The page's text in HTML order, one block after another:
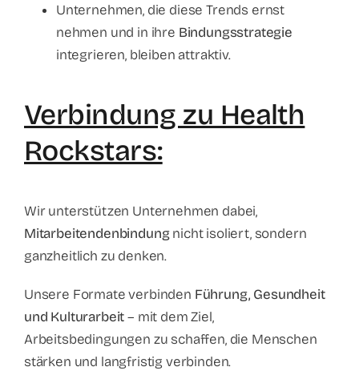
Unternehmen, die diese Trends ernst
nehmen und in ihre Bindungsstrategie
integrieren, bleiben attraktiv.
Verbindung zu Health
Rockstars:
Wir unterstützen Unternehmen dabei,
Mitarbeitendenbindungnicht isoliert, sondern
ganzheitlich zu denken.
Unsere Formate verbinden Führung, Gesundheit
und Kulturarbeit– mit dem Ziel,
Arbeitsbedingungen zu schaffen, die Menschen
stärken und langfristig verbinden.